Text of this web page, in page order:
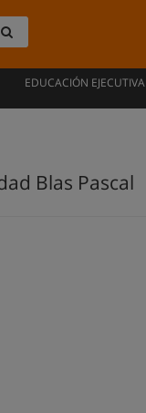
EDUCACIÓN EJECUTIVA
Blas Pascal